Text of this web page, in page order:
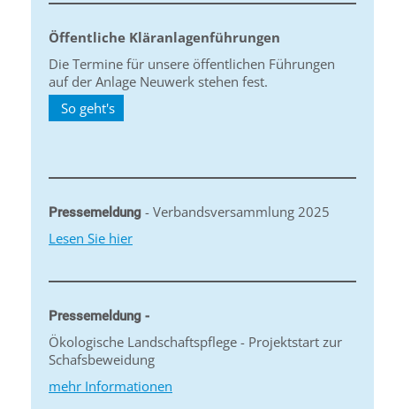
Öffentliche Kläranlagenführungen
Die Termine für unsere öffentlichen Führungen
auf der Anlage Neuwerk stehen fest.
So geht's
Pressemeldung - Verbandsversammlung 2025
Lesen Sie hier
Pressemeldung -
Ökologische Landschaftspflege - Projektstart zur
Schafsbeweidung
mehr Informationen